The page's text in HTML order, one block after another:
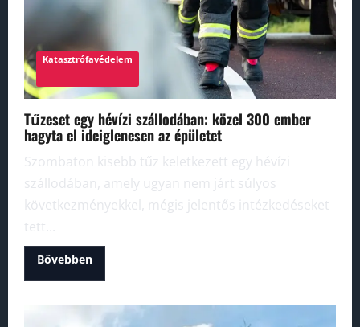
Katasztrófavédelem
Tűzeset egy hévízi szállodában: közel 300 ember
hagyta el ideiglenesen az épületet
Szombaton kisebb tűz keletkezett egy hévízi
szállodában, amely ugyan nem járt súlyos
következményekkel, mégis jelentős intézkedéseket
tett...
BővebbenRead
about
egy
hévízi